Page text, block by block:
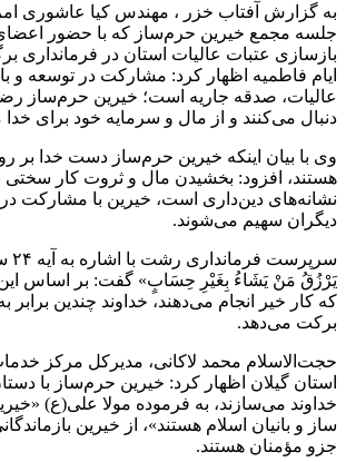
جلسه مجمع خیرین حرم‌ساز که با حضور
بازسازی عتبات عالیات استان در فرمانداری
ایام فاطمیه اظهار کرد: مشارکت در توسعه و
عالیات، صدقه جاریه است؛ خیرین حرم‌ساز
دنبال می‌کنند و از مال و سرمایه خود برای
وی با بیان اینکه خیرین حرم‌ساز دست خدا بر
هستند، افزود: بخشیدن مال و ثروت کار سختی
نشانه‌های دین‌داری است، خیرین با مشارکت
دیگران سهیم می‌شوند.
یَرْزُقُ مَنْ یَشَاءُ بِغَیْرِ حِسَابٍ» گفت: بر اساس این
که کار خیر انجام می‌دهند، خداوند چندین
برکت می‌دهد.
حجت‌الاسلام محمد لاکانی، مدیرکل مرکز
استان گیلان اظهار کرد: خیرین حرم‌ساز با
خداوند می‌سازند، به فرموده مولا علی(ع)
ساز و بانیان اسلام هستند»، از خیرین
جزو مؤمنان هستند.